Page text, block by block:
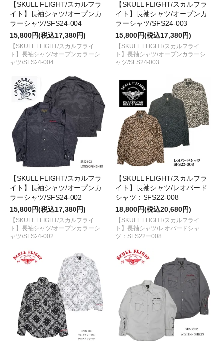
【SKULL FLIGHT/スカルフラ
イト】長袖シャツ/オープンカ
ラーシャツ/SFS24-004
15,800円(税込17,380円)
【SKULL FLIGHT/スカルフライ
ト】長袖シャツ/オープンカラーシ
ャツ/SFS24-004
【SKULL FLIGHT/スカルフラ
イト】長袖シャツ/オープンカ
ラーシャツ/SFS24-003
15,800円(税込17,380円)
【SKULL FLIGHT/スカルフライ
ト】長袖シャツ/オープンカラーシ
ャツ/SFS24-003
【SKULL FLIGHT/スカルフラ
イト】長袖シャツ/オープンカ
ラーシャツ/SFS24-002
15,800円(税込17,380円)
【SKULL FLIGHT/スカルフライ
ト】長袖シャツ/オープンカラーシ
ャツ/SFS24-002
【SKULL FLIGHT/スカルフラ
イト】長袖シャツ/レオパード
シャツ：SFS22-008
18,800円(税込20,680円)
【SKULL FLIGHT/スカルフライ
ト】長袖シャツ/レオパードシャ
ツ：SFS22ー008